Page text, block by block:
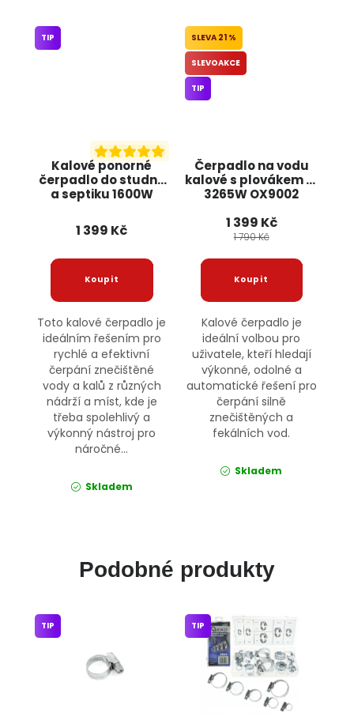
Kalové ponorné
čerpadlo do studny
a septiku 1600W
TIP
1 399 Kč
Toto kalové čerpadlo je
ideálním řešením pro
rychlé a efektivní
čerpání znečištěné
vody a kalů z různých
nádrží a míst, kde je
třeba spolehlivý a
výkonný nástroj pro
náročné...
Skladem
Čerpadlo na vodu
kalové s plovákem 2"
3265W OX9002
21 %
SLEVOAKCE
TIP
1 399 Kč
1 790 Kč
Kalové čerpadlo je
ideální volbou pro
uživatele, kteří hledají
výkonné, odolné a
automatické řešení pro
čerpání silně
znečištěných a
fekálních vod.
Skladem
Podobné produkty
TIP TIP